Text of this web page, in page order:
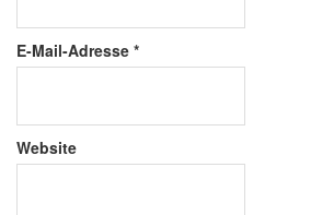
E-Mail-Adresse *
Website